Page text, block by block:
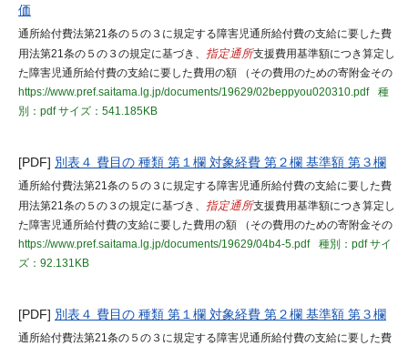
価
通所給付費法第21条の５の３に規定する障害児通所給付費の支給に要した費
用法第21条の５の３の規定に基づき、 指定通所支援費用基準額につき算定し
た障害児通所給付費の支給に要した費用の額 （その費用のための寄附金その
https://www.pref.saitama.lg.jp/documents/19629/02beppyou020310.pdf
種
別：pdfサイズ：541.185KB
[PDF] 別表４ 費目の 種類 第１欄 対象経費 第２欄 基準額 第３欄
通所給付費法第21条の５の３に規定する障害児通所給付費の支給に要した費
用法第21条の５の３の規定に基づき、 指定通所支援費用基準額につき算定し
た障害児通所給付費の支給に要した費用の額 （その費用のための寄附金その
https://www.pref.saitama.lg.jp/documents/19629/04b4-5.pdf
種別：pdfサイ
ズ：92.131KB
[PDF] 別表４ 費目の 種類 第１欄 対象経費 第２欄 基準額 第３欄
通所給付費法第21条の５の３に規定する障害児通所給付費の支給に要した費